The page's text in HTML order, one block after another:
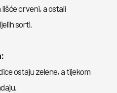
crveni, a ostali
sorti.
ostaju zelene, a tijekom